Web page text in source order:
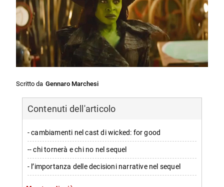
Scritto da Gennaro Marchesi
Contenuti dell'articolo
- cambiamenti nel cast di wicked: for good
-- chi tornerà e chi no nel sequel
- l’importanza delle decisioni narrative nel sequel
-- perché l’assenza dei cameo è strategica